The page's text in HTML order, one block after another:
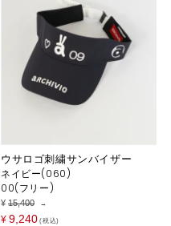
ウサロゴ刺繍サンバイザー
00(フリー)
ネイビー(060)
¥ 15,400 →
¥ 9,240 税込